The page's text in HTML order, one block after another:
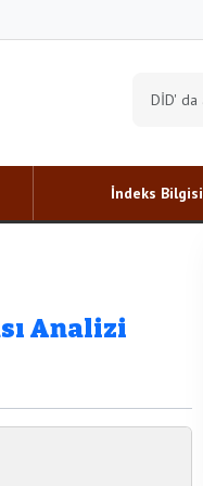
İndeks Bilgisi
Analizi